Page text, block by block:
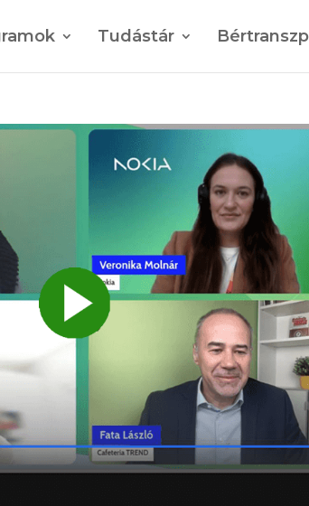
Tudástár